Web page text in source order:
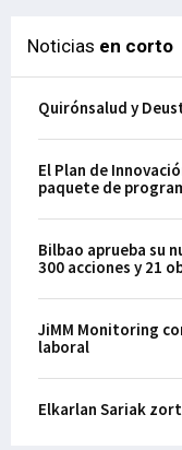
Noticias en corto
Quirónsalud y
El Plan de
paquete de
Bilbao aprueba su
300 acciones y 21
JiMM Monitoring
laboral
Elkarlan Sariak